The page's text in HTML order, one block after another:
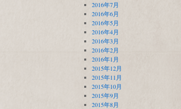
2016年7月
2016年6月
2016年5月
2016年4月
2016年3月
2016年2月
2016年1月
2015年12月
2015年11月
2015年10月
2015年9月
2015年8月